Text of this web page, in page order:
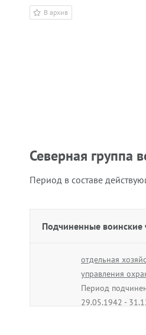
В архив
Северная группа
Период в составе
Подчиненные воинские
отдельная
управления
Период
29.05.1942 -